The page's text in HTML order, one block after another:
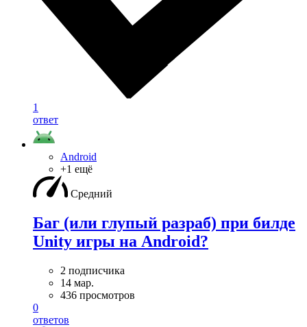
1
ответ
Android
+1 ещё
Средний
Баг (или глупый разраб) при билде
Unity игры на Android?
2 подписчика
14 мар.
436 просмотров
0
ответов